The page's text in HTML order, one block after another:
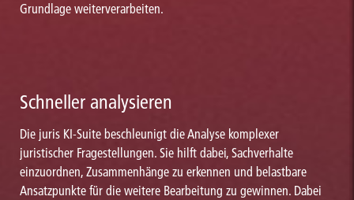
Grundlage weiterverarbeiten.
Schneller analysieren
Die juris KI-Suite beschleunigt die Analyse komplexer
juristischer Fragestellungen. Sie hilft dabei, Sachverhalte
einzuordnen, Zusammenhänge zu erkennen und belastbare
Ansatzpunkte für die weitere Bearbeitung zu gewinnen. Dabei